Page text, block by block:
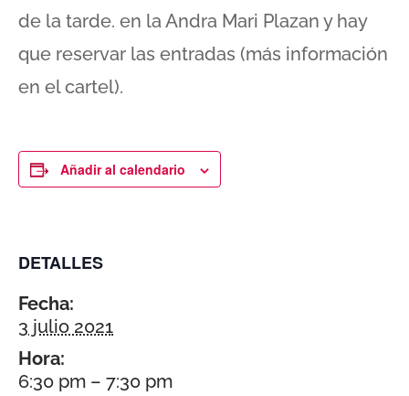
de la tarde. en la Andra Mari Plazan y hay
que reservar las entradas (más información
en el cartel).
Añadir al calendario
DETALLES
Fecha:
3 julio 2021
Hora:
6:30 pm – 7:30 pm